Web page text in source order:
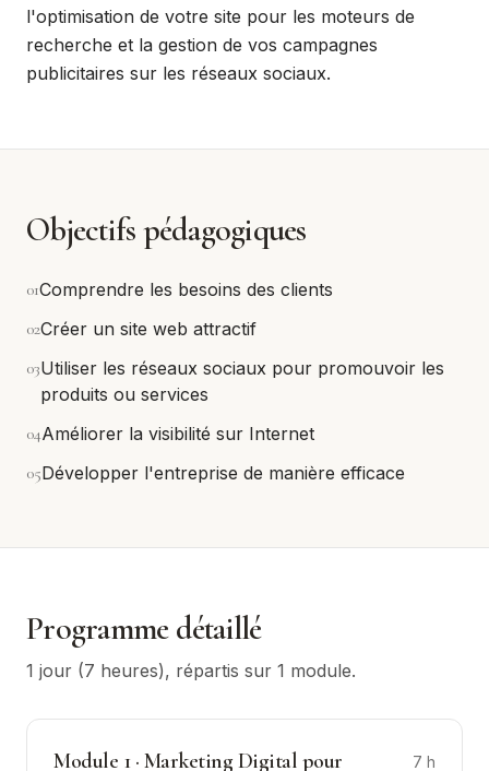
l'optimisation de votre site pour les moteurs de
recherche et la gestion de vos campagnes
publicitaires sur les réseaux sociaux.
Objectifs pédagogiques
01Comprendre les besoins des clients
02Créer un site web attractif
03Utiliser les réseaux sociaux pour promouvoir les
produits ou services
04Améliorer la visibilité sur Internet
05Développer l'entreprise de manière efficace
Programme détaillé
1 jour (7 heures), répartis sur 1 module.
Module 1· Marketing Digital pour 7 h